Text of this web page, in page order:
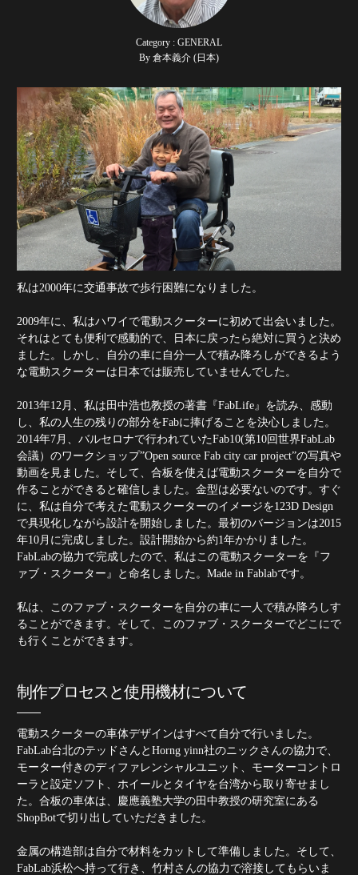
Category : GENERAL
By 倉本義介 (日本)
私は2000年に交通事故で歩行困難になりました。
2009年に、私はハワイで電動スクーターに初めて出会いました。
それはとても便利で感動的で、日本に戻ったら絶対に買うと決め
ました。しかし、自分の車に自分一人で積み降ろしができるよう
な電動スクーターは日本では販売していませんでした。
2013年12月、私は田中浩也教授の著書『FabLife』を読み、感動
し、私の人生の残りの部分をFabに捧げることを決心しました。
2014年7月、バルセロナで行われていたFab10(第10回世界FabLab
会議）のワークショップ”Open source Fab city car project”の写真や
動画を見ました。そして、合板を使えば電動スクーターを自分で
作ることができると確信しました。金型は必要ないのです。すぐ
に、私は自分で考えた電動スクーターのイメージを123D Design
で具現化しながら設計を開始しました。最初のバージョンは2015
年10月に完成しました。設計開始から約1年かかりました。
FabLabの協力で完成したので、私はこの電動スクーターを『フ
ァブ・スクーター』と命名しました。Made in Fablabです。
私は、このファブ・スクーターを自分の車に一人で積み降ろしす
ることができます。そして、このファブ・スクーターでどこにで
も行くことができます。
制作プロセスと使用機材について
電動スクーターの車体デザインはすべて自分で行いました。
FabLab台北のテッドさんとHorng yinn社のニックさんの協力で、
モーター付きのディファレンシャルユニット、モーターコントロ
ーラと設定ソフト、ホイールとタイヤを台湾から取り寄せまし
た。合板の車体は、慶應義塾大学の田中教授の研究室にある
ShopBotで切り出していただきました。
金属の構造部は自分で材料をカットして準備しました。そして、
FabLab浜松へ持って行き、竹村さんの協力で溶接してもらいま